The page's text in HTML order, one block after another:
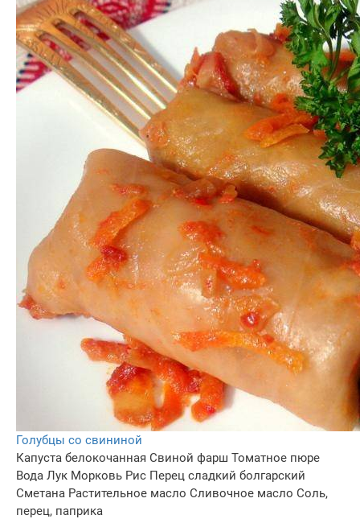
Голубцы со свининой
Капуста белокочанная Свиной фарш Томатное пюре
Вода Лук Морковь Рис Перец сладкий болгарский
Сметана Растительное масло Сливочное масло Соль,
перец, паприка